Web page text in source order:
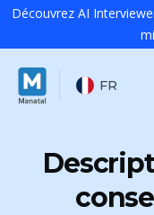
Découvrez AI
FR